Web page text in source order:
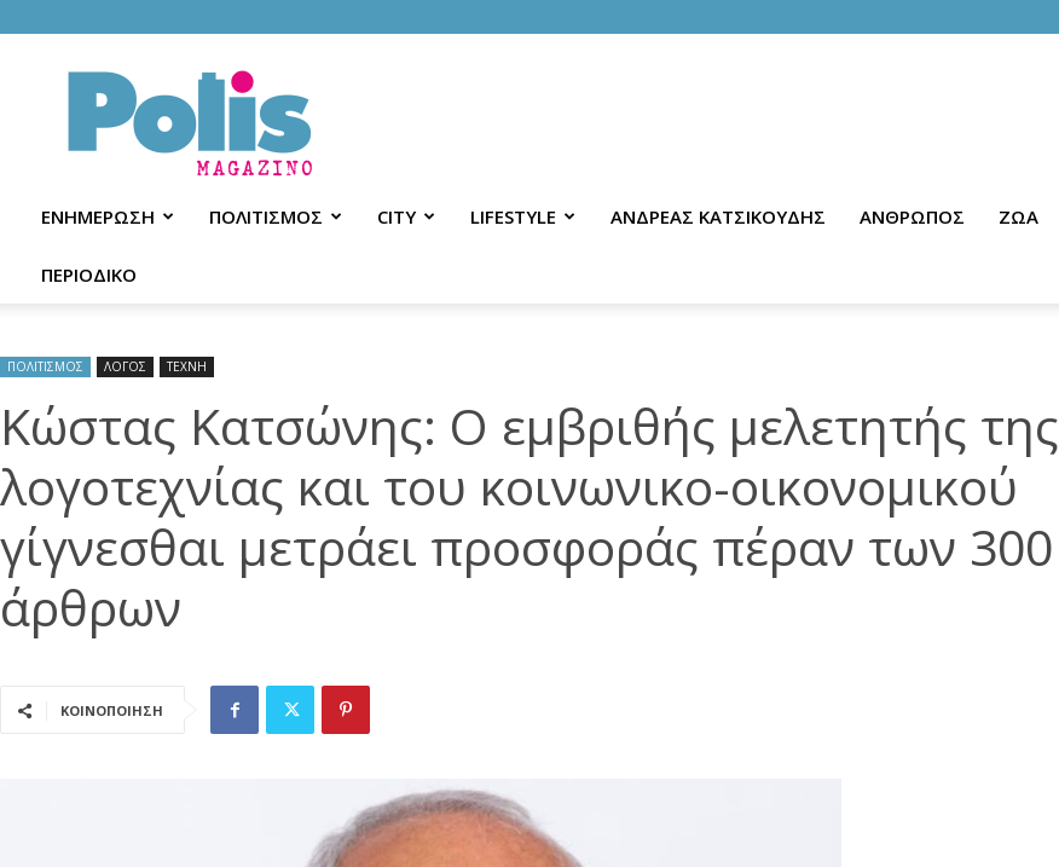
Polis
Magazino
ΕΝΗΜΕΡΩΣΗ ΠΟΛΙΤΙΣΜΟΣ CITY LIFESTYLE ΑΝΔΡΕΑΣ ΚΑΤΣΙΚΟΥΔΗΣ ΑΝΘΡΩΠΟΣ ΖΩΑ
ΠΕΡΙΟΔΙΚΟ
ΠΟΛΙΤΙΣΜΟΣ ΛΟΓΟΣ ΤΕΧΝΗ
Κώστας Κατσώνης: Ο εμβριθής μελετητής της
λογοτεχνίας και του κοινωνικο-οικονομικού
γίγνεσθαι μετράει προσφοράς πέραν των 300
άρθρων
ΚΟΙΝΟΠΟΙΗΣΗ